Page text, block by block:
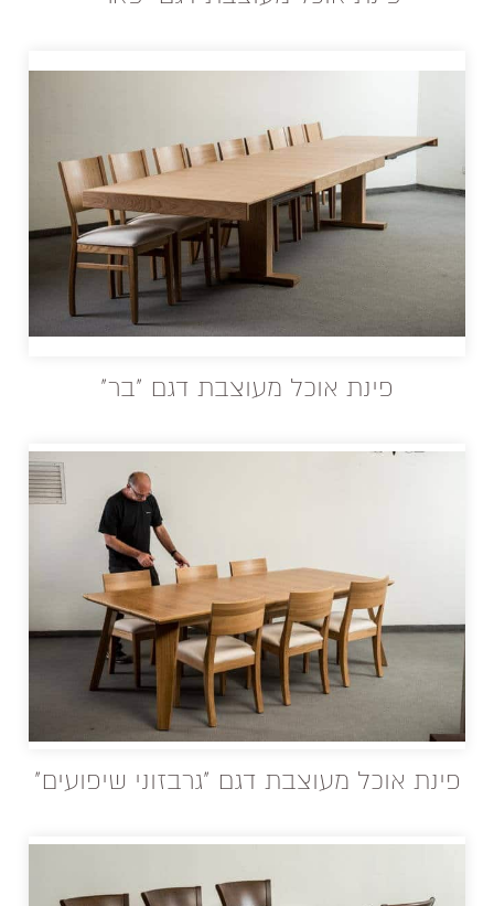
פינת אוכל מעוצבת דגם "בר"
פינת אוכל מעוצבת דגם "גרבזוני שיפועים"